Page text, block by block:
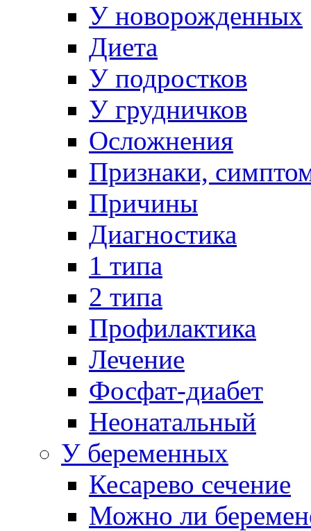
У новорожденных
Диета
У подростков
У грудничков
Осложнения
Признаки,
Причины
Диагностика
1 типа
2 типа
Профилактика
Лечение
Фосфат-диабет
Неонатальный
У беременных
Кесарево сечение
Можно ли